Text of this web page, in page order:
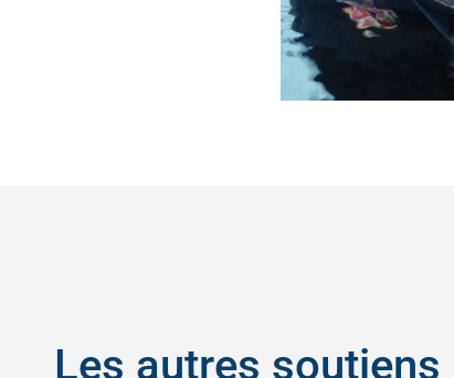
Les autres soutiens